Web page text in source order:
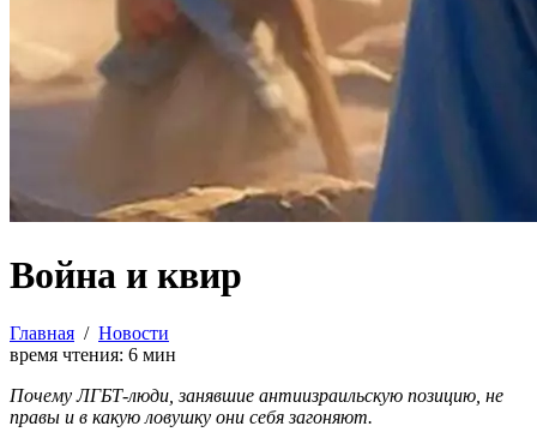
Война и квир
Главная / Новости
время чтения: 6 мин
Почему ЛГБТ-люди, занявшие антиизраильскую позицию, не
правы и в какую ловушку они себя загоняют.